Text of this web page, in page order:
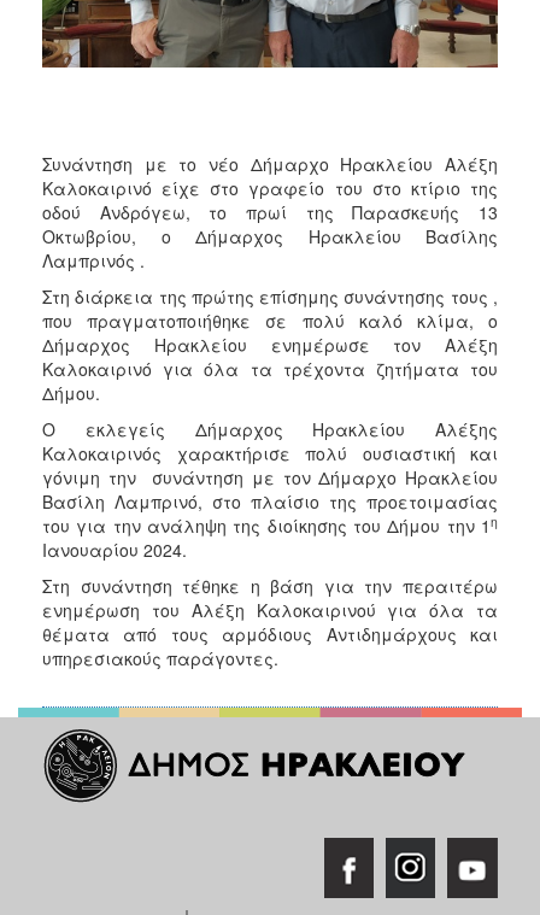
ΤΟΠΟΣ
ΠΟΛΗΣυνάντηση με το νέο Δήμαρχο Ηρακλείου Αλέξη
Καλοκαιρινό είχε στο γραφείο του στο κτίριο της
οδού Ανδρόγεω, το πρωί της Παρασκευής 13
Οκτωβρίου, ο Δήμαρχος Ηρακλείου Βασίλης
Λαμπρινός .
Στη διάρκεια της πρώτης επίσημης συνάντησης τους ,
που πραγματοποιήθηκε σε πολύ καλό κλίμα, ο
Δήμαρχος Ηρακλείου ενημέρωσε τον Αλέξη
Καλοκαιρινό για όλα τα τρέχοντα ζητήματα του
Δήμου.
Ο εκλεγείς Δήμαρχος Ηρακλείου Αλέξης
Καλοκαιρινός χαρακτήρισε πολύ ουσιαστική και
γόνιμη την συνάντηση με τον Δήμαρχο Ηρακλείου
Βασίλη Λαμπρινό, στο πλαίσιο της προετοιμασίας
του για την ανάληψη της διοίκησης του Δήμου την 1 η
Ιανουαρίου 2024.
Στη συνάντηση τέθηκε η βάση για την περαιτέρω
ενημέρωση του Αλέξη Καλοκαιρινού για όλα τα
θέματα από τους αρμόδιους Αντιδημάρχους και
υπηρεσιακούς παράγοντες.